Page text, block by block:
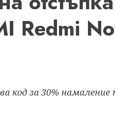
Redmi
код за 30% намаление